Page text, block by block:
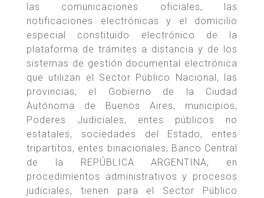
las comunicaciones oficiales, las
notificaciones electrónicas y el domicilio
especial constituido electrónico de la
plataforma de trámites a distancia y de los
sistemas de gestión documental electrónica
que utilizan el Sector Público Nacional, las
provincias, el Gobierno de la Ciudad
Autónoma de Buenos Aires, municipios,
Poderes Judiciales, entes públicos no
estatales, sociedades del Estado, entes
tripartitos, entes binacionales, Banco Central
de la REPÚBLICA ARGENTINA, en
procedimientos administrativos y procesos
judiciales, tienen para el Sector Público